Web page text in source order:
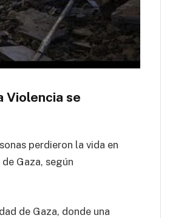
Violencia se
perdieron la vida en
Gaza, según
de Gaza, donde una